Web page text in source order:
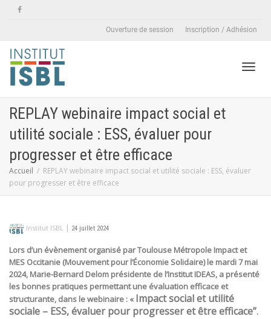
Ouverture de session Inscription / Adhésion
REPLAY webinaire impact social et
utilité sociale : ESS, évaluer pour
progresser et être efficace
Accueil
REPLAY webinaire impact social et utilité sociale : ESS, évaluer
pour progresser et être efficace
Institut ISBL | 24 juillet 2024
Lors d’un évènement organisé par Toulouse Métropole Impact et
MES Occitanie (Mouvement pour l’Économie Solidaire) le mardi 7 mai
2024, Marie-Bernard Delom présidente de l’Institut IDEAS, a présenté
les bonnes pratiques permettant une évaluation efficace et
structurante, dans le webinaire : « Impact social et utilité
sociale – ESS, évaluer pour progresser et être efficace”.